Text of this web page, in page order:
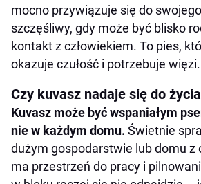
mocno przywiązuje się do
szczęśliwy, gdy może być blisko
kontakt z człowiekiem. To pies,
okazuje czułość i potrzebuje więzi.
Czy kuvasz nadaje się do
Kuvasz może być wspaniałym
nie w każdym domu. Świetnie
dużym gospodarstwie lub domu z
ma przestrzeń do pracy i